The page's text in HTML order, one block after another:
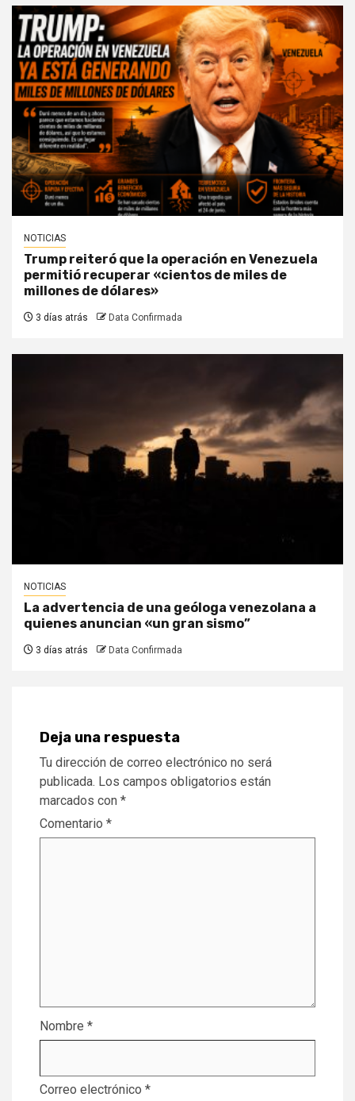
NOTICIAS
Trump reiteró que la operación en Venezuela
permitió recuperar «cientos de miles de
millones de dólares»
3 días atrás Data Confirmada
NOTICIAS
La advertencia de una geóloga venezolana a
quienes anuncian «un gran sismo”
3 días atrás Data Confirmada
Deja una respuesta
Tu dirección de correo electrónico no será
publicada. Los campos obligatorios están
marcados con *
Comentario *
Nombre *
Correo electrónico *